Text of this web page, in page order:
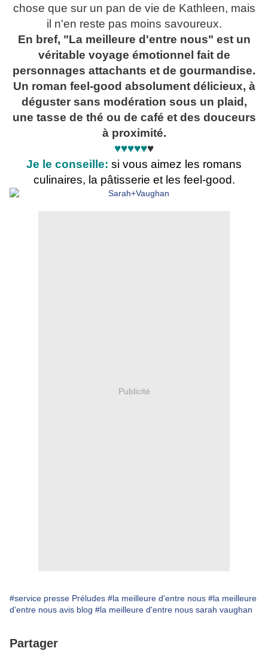
chose que sur un pan de vie de Kathleen, mais
il n'en reste pas moins savoureux.
En bref, "La meilleure d'entre nous" est un
véritable voyage émotionnel fait de
personnages attachants et de gourmandise.
Un roman feel-good absolument délicieux, à
déguster sans modération sous un plaid,
une tasse de thé ou de café et des douceurs
à proximité.
♥♥♥♥♥♥
Je le conseille: si vous aimez les romans
culinaires, la pâtisserie et les feel-good.
Publicité
#service presse Préludes #la meilleure d'entre nous #la meilleure
d'entre nous avis blog #la meilleure d'entre nous sarah vaughan
Partager